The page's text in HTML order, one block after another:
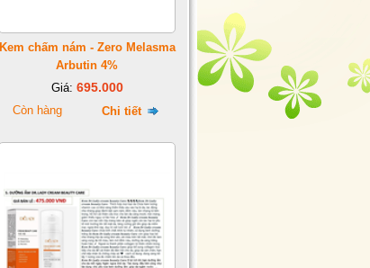
Kem chấm nám - Zero Melasma
Arbutin 4%
Giá: 695.000
Còn hàng Chi tiết